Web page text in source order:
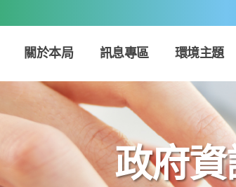
關於本局 訊息專區 環境主題
政府